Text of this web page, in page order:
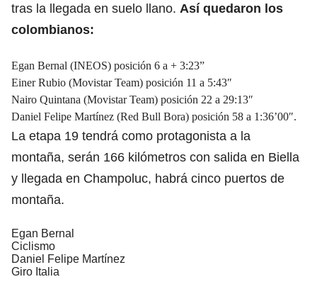
tras la llegada en suelo llano. Así quedaron los
colombianos:
Egan Bernal (INEOS) posición 6 a + 3:23”
Einer Rubio (Movistar Team) posición 11 a 5:43″
Nairo Quintana (Movistar Team) posición 22 a 29:13″
Daniel Felipe Martínez (Red Bull Bora) posición 58 a 1:36’00″.
La etapa 19 tendrá como protagonista a la
montaña, serán 166 kilómetros con salida en Biella
y llegada en Champoluc, habrá cinco puertos de
montaña.
Egan Bernal
Ciclismo
Daniel Felipe Martínez
Giro Italia